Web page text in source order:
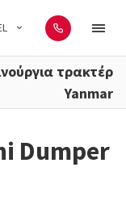
τρακτέρ
Yanmar
Dumper